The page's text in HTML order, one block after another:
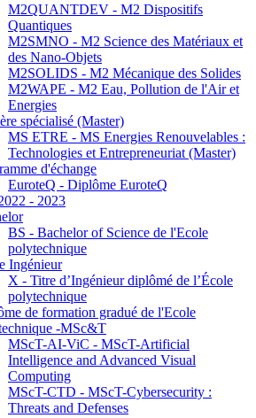
M2QUANTDEV - M2 Dispositifs
Quantiques
M2SMNO - M2 Science des Matériaux et
des Nano-Objets
M2SOLIDS - M2 Mécanique des Solides
M2WAPE - M2 Eau, Pollution de l'Air et
Energies
spécialisé (Master)
MS ETRE - MS Energies Renouvelables :
Technologies et Entrepreneuriat (Master)
d'échange
EuroteQ - Diplôme EuroteQ
- 2023
BS - Bachelor of Science de l'Ecole
polytechnique
Ingénieur
X - Titre d’Ingénieur diplômé de l’École
polytechnique
de formation gradué de l'Ecole
-MSc&T
MScT-AI-ViC - MScT-Artificial
Intelligence and Advanced Visual
Computing
MScT-CTD - MScT-Cybersecurity :
Threats and Defenses